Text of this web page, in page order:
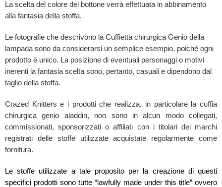
La scelta del colore del bottone verrà effettuata in abbinamento
alla fantasia della stoffa.
Le fotografie che descrivono la Cuffietta chirurgica Genio della
lampada sono da considerarsi un semplice esempio, poiché ogni
prodotto è unico. La posizione di eventuali personaggi o motivi
inerenti la fantasia scelta sono, pertanto, casuali e dipendono dal
taglio della stoffa.
Crazed Knitters e i prodotti che realizza, in particolare la cuffia
chirurgica genio aladdin, non sono in alcun modo collegati,
commissionati, sponsorizzati o affiliati con i titolari dei marchi
registrati delle stoffe utilizzate acquistate regolarmente come
fornitura.
Le stoffe utilizzate a tale proposito per la creazione di questi
specifici prodotti sono tutte “lawfully made under this title” ovvero